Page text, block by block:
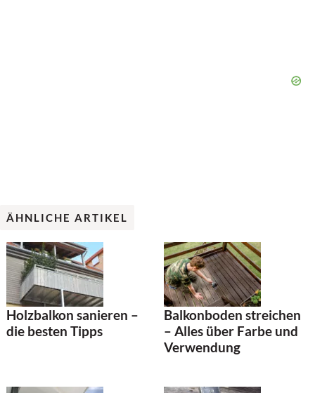
ÄHNLICHE ARTIKEL
Holzbalkon sanieren –
die besten Tipps
Balkonboden streichen
– Alles über Farbe und
Verwendung